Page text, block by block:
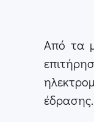
Από τα
έδρασης.